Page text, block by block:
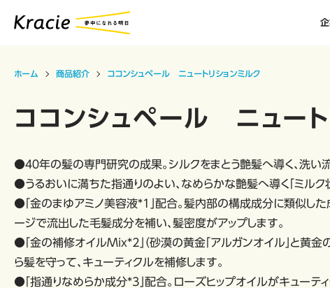
ホーム 商品紹介 ココンシュペール ニュートリションミルク
ココンシュペール ニュート
●４０年の髪の専門研究の成果。シルクをまとう艶髪へ導く、洗い
●うるおいに満ちた指通りのよい、なめらかな艶髪へ導く「ミルク
●「金のまゆアミノ美容液*1」配合。髪内部の構成成分に類似し
ージで流出した毛髪成分を補い、髪密度がアップします。
●「金の補修オイルMix*2」（砂漠の黄金「アルガンオイル」と黄金
ら髪を守って、キューティクルを補修します。
●「指通りなめらか成分*3」配合。ローズヒップオイルがキューテ